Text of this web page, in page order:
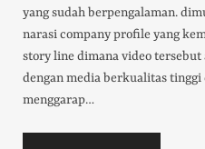
yang sudah berpengalaman.
narasi company profile yang
story line dimana video tersebut
dengan media berkualitas
menggarap…